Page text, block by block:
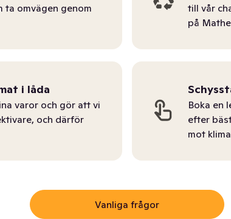
ta omvägen genom
till vår
på
i låda
varor och gör att vi
och därför
Boka en
efter
mot
Vanliga frågor